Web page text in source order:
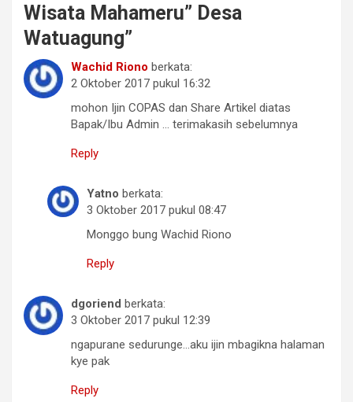
Wisata Mahameru” Desa
Watuagung”
Wachid Riono berkata:
2 Oktober 2017 pukul 16:32
mohon Ijin COPAS dan Share Artikel diatas
Bapak/Ibu Admin … terimakasih sebelumnya
Reply
Yatno berkata:
3 Oktober 2017 pukul 08:47
Monggo bung Wachid Riono
Reply
dgoriend berkata:
3 Oktober 2017 pukul 12:39
ngapurane sedurunge…aku ijin mbagikna halaman
kye pak
Reply